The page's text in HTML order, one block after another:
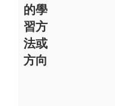
的學
習方
法或
方向